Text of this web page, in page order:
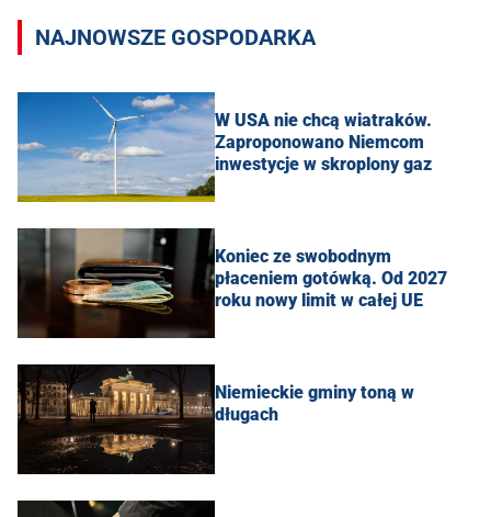
NAJNOWSZE GOSPODARKA
W USA nie chcą wiatraków.
Zaproponowano Niemcom
inwestycje w skroplony gaz
Koniec ze swobodnym
płaceniem gotówką. Od 2027
roku nowy limit w całej UE
Niemieckie gminy toną w
długach